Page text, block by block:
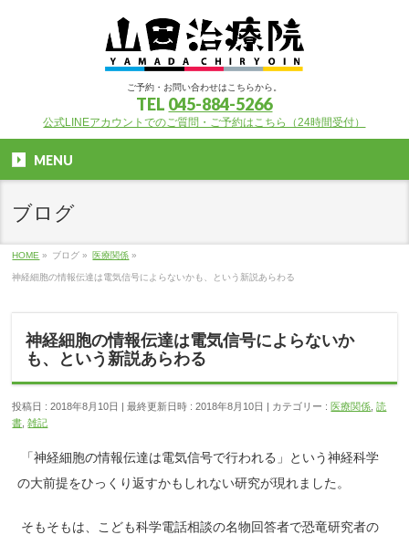
ご予約・お問い合わせはこちらから。
TEL 045-884-5266
公式LINEアカウントでのご質問・ご予約はこちら（24時間受付）
MENU
ブログ
HOME » ブログ » 医療関係 »
神経細胞の情報伝達は電気信号によらないかも、という新説あらわる
神経細胞の情報伝達は電気信号によらないか
も、という新説あらわる
投稿日 : 2018年8月10日 最終更新日時 : 2018年8月10日 カテゴリー : 医療関係 ,読
書 ,雑記
「神経細胞の情報伝達は電気信号で行われる」という神経科学
の大前提をひっくり返すかもしれない研究が現れました。
そもそもは、こども科学電話相談の名物回答者で恐竜研究者の